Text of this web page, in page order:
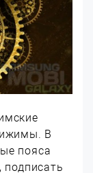
В
пояса